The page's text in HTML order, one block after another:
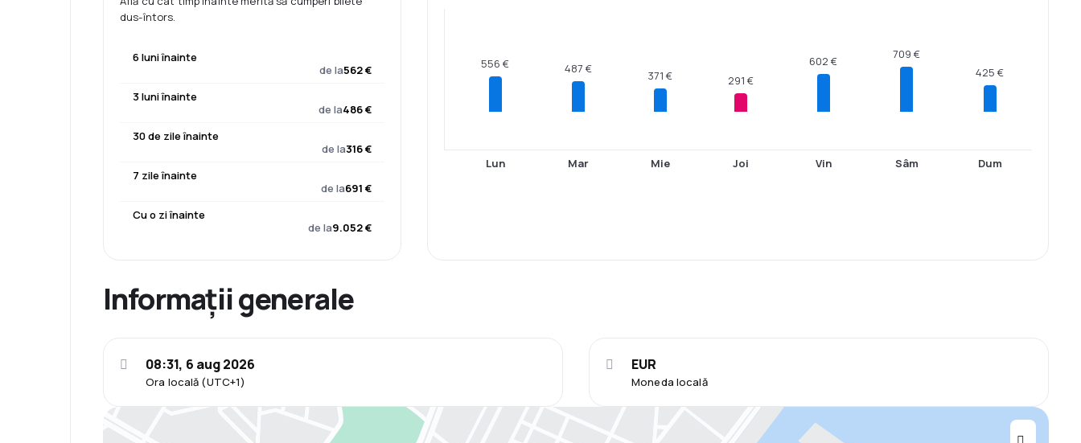
dus-întors.
6 luni înainte
de la562 €
3 luni înainte
de la486 €
30 de zile înainte
de la316 €
7 zile înainte
de la691 €
Cu o zi înainte
de la9.052 €
556 €
Lun
487 €
Mar
371 €
Mie
291 €
Joi
602 €
Vin
709 €
Sâm
425 €
Dum
Informații generale
Ora locală (UTC+1)
08:31, 6 aug 2026
Moneda locală
EUR